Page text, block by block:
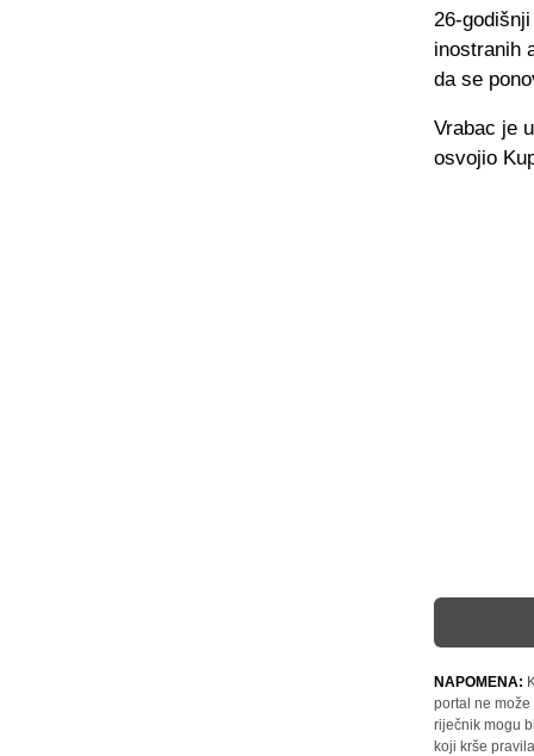
26-
inostranih
da se
Vrabac je
osvojio
NAPOMENA:
portal ne
riječnik mogu
koji krše